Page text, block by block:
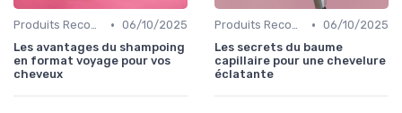
Produits Recommandés • 06/10/2025
Les avantages du shampoing
en format voyage pour vos
cheveux
Produits Recommandés • 06/10/2025
Les secrets du baume
capillaire pour une chevelure
éclatante